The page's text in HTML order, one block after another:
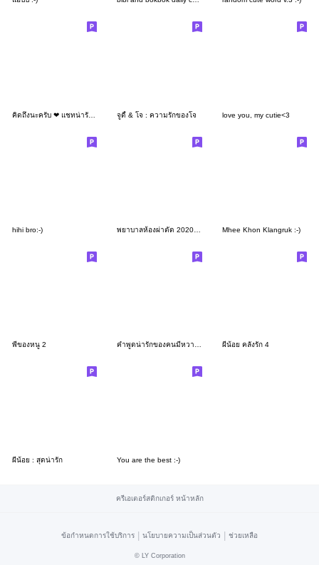
จูดี้ & โจ : ความรักของโจ love you, my cutie<3
hihi bro:-) Mhee Khon Klangruk :-)
พี่ของหนู 2 คำพูดน่ารักของคนมีหวานใจ ผีน้อย คลั่งรัก 4
ผีน้อย : สุดน่ารัก You are the best :-)
ครีเอเตอร์สติกเกอร์ หน้าหลัก
ข้อกำหนดการใช้บริการ | นโยบายความเป็นส่วนตัว | ช่วยเหลือ
© LY Corporation